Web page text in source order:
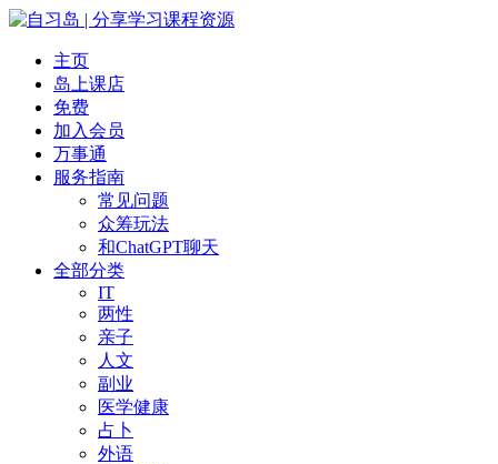
主页
岛上课店
免费
加入会员
万事通
服务指南
常见问题
众筹玩法
和ChatGPT聊天
全部分类
IT
两性
亲子
人文
副业
医学健康
占卜
外语